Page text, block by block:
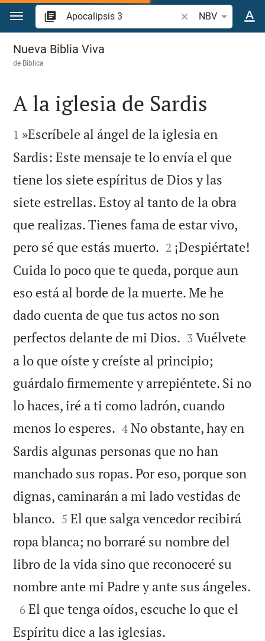
Ir a un contenido
Buscar versículo
NBV
Apocalipsis 3
Nueva Biblia Viva
de Biblica

A la iglesia de Sardis

1 »Escríbele al ángel de la iglesia en
Sardis: Este mensaje te lo envía el que
tiene los siete espíritus de Dios y las
siete estrellas. Estoy al tanto de la obra
que realizas. Tienes fama de estar vivo,
pero sé que estás muerto. 

2 ¡Despiértate!
Cuida lo poco que te queda, porque aun
eso está al borde de la muerte. Me he
dado cuenta de que tus actos no son
perfectos delante de mi Dios. 

3 Vuélvete
a lo que oíste y creíste al principio;
guárdalo firmemente y arrepiéntete. Si no
lo haces, iré a ti como ladrón, cuando
menos lo esperes. 

4 No obstante, hay en
Sardis algunas personas que no han
manchado sus ropas. Por eso, porque son
dignas, caminarán a mi lado vestidas de
blanco. 

5 El que salga vencedor recibirá
ropa blanca; no borraré su nombre del
libro de la vida sino que reconoceré su
nombre ante mi Padre y ante sus ángeles.

6 El que tenga oídos, escuche lo que el
Espíritu dice a las iglesias.